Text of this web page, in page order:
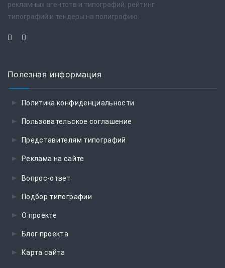
рекламных агентств и типографий, рейтинг
типографий и тендеры на полиграфию.
Полезная информация
Политика конфиденциальности
Пользовательское соглашение
Представителям типографий
Реклама на сайте
Вопрос-ответ
Подбор типографии
О проекте
Блог проекта
Карта сайта